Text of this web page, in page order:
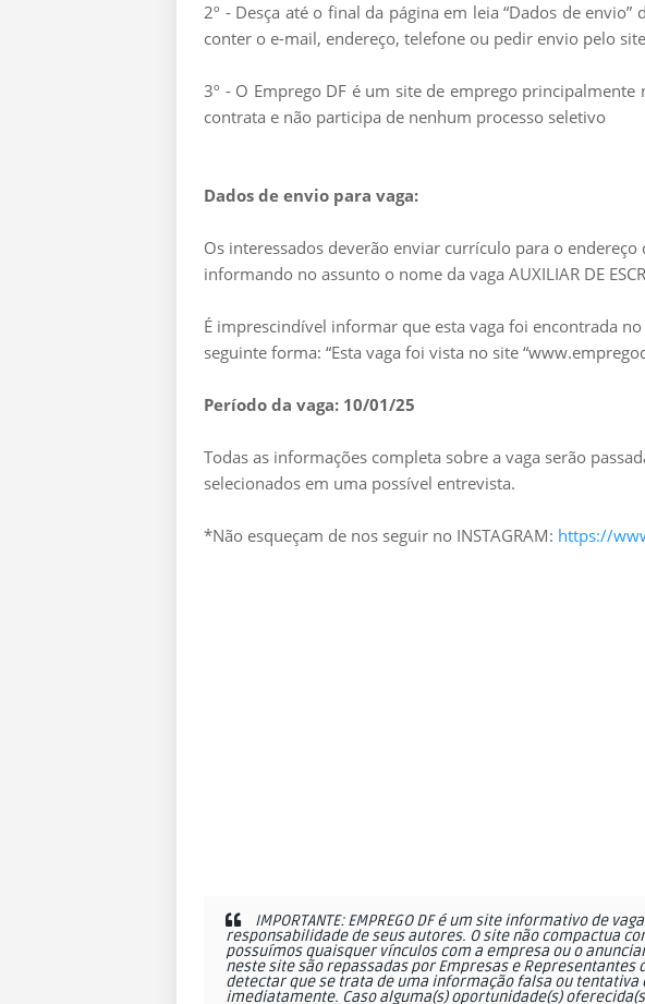
2º - Desça até o final da página em leia “Dados de
conter o e-mail, endereço, telefone ou pedir envio pelo
3º - O Emprego DF é um site de emprego
contrata e não participa de nenhum processo seletivo
Dados de envio para vaga:
Os interessados deverão enviar currículo para o endereço
informando no assunto o nome da vaga AUXILIAR DE
É imprescindível informar que esta vaga foi encontrada no
seguinte forma: “Esta vaga foi vista no site
Período da vaga: 10/01/25
Todas as informações completa sobre a vaga serão
selecionados em uma possível entrevista.
*Não esqueçam de nos seguir no INSTAGRAM: https://
IMPORTANTE: EMPREGO DF é um site informativo de
responsabilidade de seus autores. O site não compactua
possuímos quaisquer vínculos com a empresa ou o
neste site são repassadas por Empresas e Representantes
detectar que se trata de uma informação falsa ou tentativa
imediatamente. Caso alguma(s) oportunidade(s)